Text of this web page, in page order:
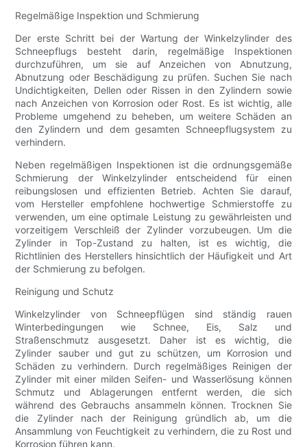
Regelmäßige Inspektion und Schmierung
Der erste Schritt bei der Wartung der Winkelzylinder des
Schneepflugs besteht darin, regelmäßige Inspektionen
durchzuführen, um sie auf Anzeichen von Abnutzung,
Abnutzung oder Beschädigung zu prüfen. Suchen Sie nach
Undichtigkeiten, Dellen oder Rissen in den Zylindern sowie
nach Anzeichen von Korrosion oder Rost. Es ist wichtig, alle
Probleme umgehend zu beheben, um weitere Schäden an
den Zylindern und dem gesamten Schneepflugsystem zu
verhindern.
Neben regelmäßigen Inspektionen ist die ordnungsgemäße
Schmierung der Winkelzylinder entscheidend für einen
reibungslosen und effizienten Betrieb. Achten Sie darauf,
vom Hersteller empfohlene hochwertige Schmierstoffe zu
verwenden, um eine optimale Leistung zu gewährleisten und
vorzeitigem Verschleiß der Zylinder vorzubeugen. Um die
Zylinder in Top-Zustand zu halten, ist es wichtig, die
Richtlinien des Herstellers hinsichtlich der Häufigkeit und Art
der Schmierung zu befolgen.
Reinigung und Schutz
Winkelzylinder von Schneepflügen sind ständig rauen
Winterbedingungen wie Schnee, Eis, Salz und
Straßenschmutz ausgesetzt. Daher ist es wichtig, die
Zylinder sauber und gut zu schützen, um Korrosion und
Schäden zu verhindern. Durch regelmäßiges Reinigen der
Zylinder mit einer milden Seifen- und Wasserlösung können
Schmutz und Ablagerungen entfernt werden, die sich
während des Gebrauchs ansammeln können. Trocknen Sie
die Zylinder nach der Reinigung gründlich ab, um die
Ansammlung von Feuchtigkeit zu verhindern, die zu Rost und
Korrosion führen kann.